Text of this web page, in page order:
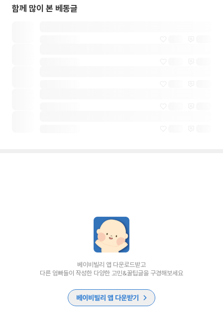
함께 많이 본 베동글
베이비빌리 앱 다운로드받고
다른 엄빠들이 작성한 다양한 고민&꿀팁글을 구경해보세요
베이비빌리 앱 다운받기